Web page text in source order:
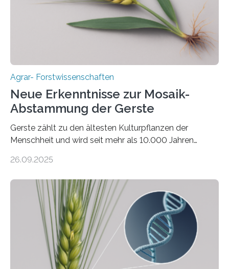
bringt ökologische Herausforderungen mit sich:
Bodenerosion, Nährstoffauswaschung und…
Agrar- Forstwissenschaften
Neue Erkenntnisse zur Mosaik-
Abstammung der Gerste
Gerste zählt zu den ältesten Kulturpflanzen der
Menschheit und wird seit mehr als 10.000 Jahren
einzigen Ort domestiziert wurde. Eine neue Studie eines
Instituts für Pflanzengenetik und
Kulturpflanzenforschung (IPK) zeigt, dass die heutige
Gerste aus verschiedenen Wildpopulationen im
sogenannten Fruchtbaren Halbmond hervorgegangen
ist. Sie besitzt also eine Art „Mosaik-Abstammung“. Die
Ergebnisse der Studie wurden heute in der
Fachzeitschrift „Nature“ veröffentlicht. Die
26.09.2025